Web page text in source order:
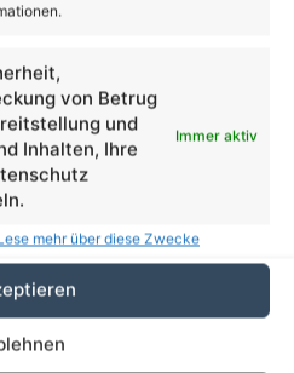
von Betrug
und
Inhalten, Ihre
Immer aktiv
mehr über diese Zwecke
18
23º - 16º
73%
3.56 km/h
31 ℃
So. Mo. Di.